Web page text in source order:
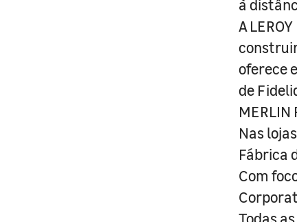
à
A
oferece
de
MERLIN
Nas
Fábrica
Com
Todas